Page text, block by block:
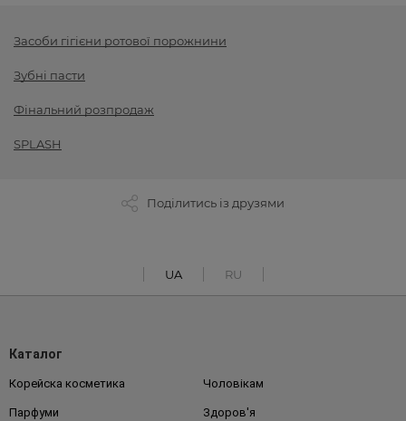
Засоби гігієни ротової порожнини
Зубні пасти
Фінальний розпродаж
SPLASH
Поділитись із друзями
UA RU
Каталог
Корейска косметика Чоловікам
Парфуми Здоров'я